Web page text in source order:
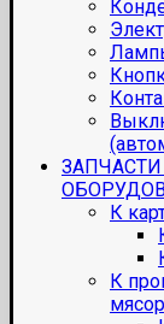
К
К